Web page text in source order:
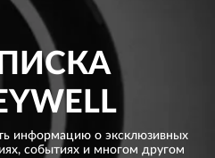
информацию о эксклюзивных
событиях и многом другом